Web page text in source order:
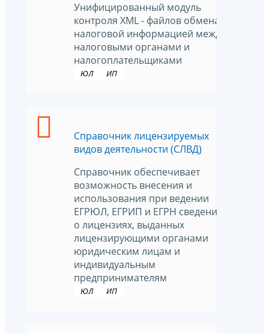
Унифицированный модуль
контроля XML - файлов обмена
налоговой информацией между
налоговыми органами и
налогоплательщиками
ЮЛ ИП
Справочник лицензируемых
видов деятельности (СЛВД)
Справочник обеспечивает
возможность внесения и
использования при ведении
ЕГРЮЛ, ЕГРИП и ЕГРН сведений
о лицензиях, выданных
лицензирующими органами
юридическим лицам и
индивидуальным
предпринимателям
ЮЛ ИП